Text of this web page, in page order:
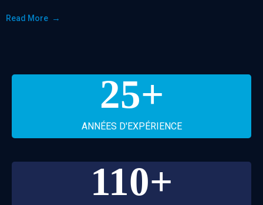
Read More
25+
ANNÉES D'EXPÉRIENCE
110+